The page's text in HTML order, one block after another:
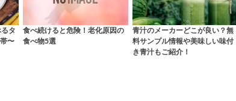
タ
〜
食べ続けると危険！老化原因の
食べ物5選
青汁のメーカーどこが良い？無
料サンプル情報や美味しい味付
き青汁もご紹介！